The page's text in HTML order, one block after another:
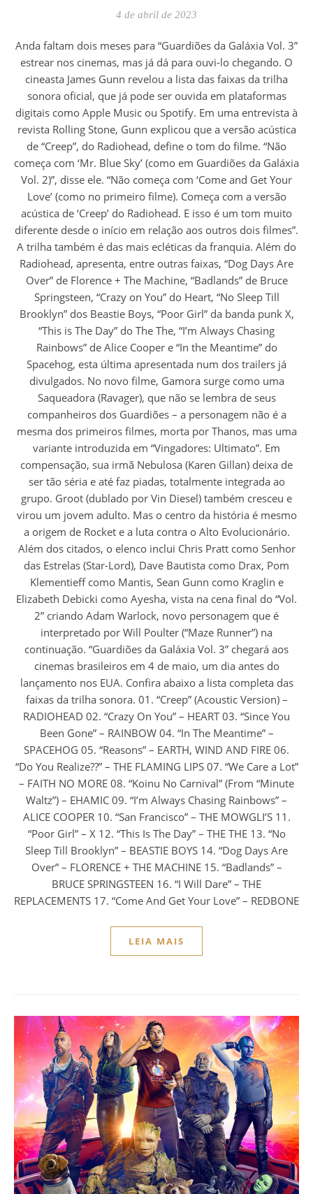
4 de abril de 2023
Anda faltam dois meses para “Guardiões da Galáxia Vol. 3”
estrear nos cinemas, mas já dá para ouvi-lo chegando. O
cineasta James Gunn revelou a lista das faixas da trilha
sonora oficial, que já pode ser ouvida em plataformas
digitais como Apple Music ou Spotify. Em uma entrevista à
revista Rolling Stone, Gunn explicou que a versão acústica
de “Creep”, do Radiohead, define o tom do filme. “Não
começa com ‘Mr. Blue Sky’ (como em Guardiões da Galáxia
Vol. 2)”, disse ele. “Não começa com ‘Come and Get Your
Love’ (como no primeiro filme). Começa com a versão
acústica de ‘Creep’ do Radiohead. E isso é um tom muito
diferente desde o início em relação aos outros dois filmes”.
A trilha também é das mais ecléticas da franquia. Além do
Radiohead, apresenta, entre outras faixas, “Dog Days Are
Over” de Florence + The Machine, “Badlands” de Bruce
Springsteen, “Crazy on You” do Heart, “No Sleep Till
Brooklyn” dos Beastie Boys, “Poor Girl” da banda punk X,
“This is The Day” do The The, “I’m Always Chasing
Rainbows” de Alice Cooper e “In the Meantime” do
Spacehog, esta última apresentada num dos trailers já
divulgados. No novo filme, Gamora surge como uma
Saqueadora (Ravager), que não se lembra de seus
companheiros dos Guardiões – a personagem não é a
mesma dos primeiros filmes, morta por Thanos, mas uma
variante introduzida em “Vingadores: Ultimato”. Em
compensação, sua irmã Nebulosa (Karen Gillan) deixa de
ser tão séria e até faz piadas, totalmente integrada ao
grupo. Groot (dublado por Vin Diesel) também cresceu e
virou um jovem adulto. Mas o centro da história é mesmo
a origem de Rocket e a luta contra o Alto Evolucionário.
Além dos citados, o elenco inclui Chris Pratt como Senhor
das Estrelas (Star-Lord), Dave Bautista como Drax, Pom
Klementieff como Mantis, Sean Gunn como Kraglin e
Elizabeth Debicki como Ayesha, vista na cena final do “Vol.
2” criando Adam Warlock, novo personagem que é
interpretado por Will Poulter (“Maze Runner”) na
continuação. “Guardiões da Galáxia Vol. 3” chegará aos
cinemas brasileiros em 4 de maio, um dia antes do
lançamento nos EUA. Confira abaixo a lista completa das
faixas da trilha sonora. 01. “Creep” (Acoustic Version) –
RADIOHEAD 02. “Crazy On You” – HEART 03. “Since You
Been Gone” – RAINBOW 04. “In The Meantime” –
SPACEHOG 05. “Reasons” – EARTH, WIND AND FIRE 06.
“Do You Realize??” – THE FLAMING LIPS 07. “We Care a Lot”
– FAITH NO MORE 08. “Koinu No Carnival” (From “Minute
Waltz”) – EHAMIC 09. “I’m Always Chasing Rainbows” –
ALICE COOPER 10. “San Francisco” – THE MOWGLI’S 11.
“Poor Girl” – X 12. “This Is The Day” – THE THE 13. “No
Sleep Till Brooklyn” – BEASTIE BOYS 14. “Dog Days Are
Over” – FLORENCE + THE MACHINE 15. “Badlands” –
BRUCE SPRINGSTEEN 16. “I Will Dare” – THE
REPLACEMENTS 17. “Come And Get Your Love” – REDBONE
LEIA MAIS